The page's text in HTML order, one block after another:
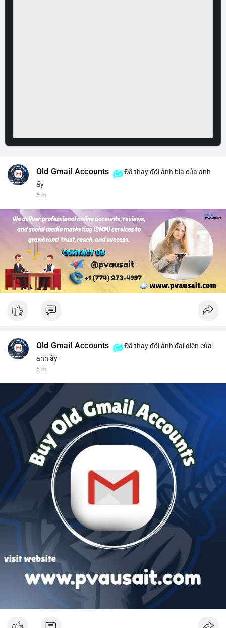
Old Gmail Accounts
Đã thay đổi ảnh bìa của anh
ấy
5 m
Old Gmail Accounts
Đã thay đổi ảnh đại diện của
anh ấy
6 m